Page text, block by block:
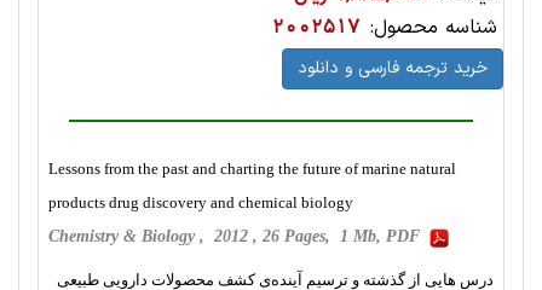
شناسه محصول: 2002517
خرید ترجمه فارسی و دانلود
Lessons from the past and charting the future of marine natural
products drug discovery and chemical biology
Chemistry & Biology , 2012 , 26 Pages, 1 Mb, PDF
درس هایی از گذشته و ترسیم آینده‌ی کشف محصولات دارویی طبیعی